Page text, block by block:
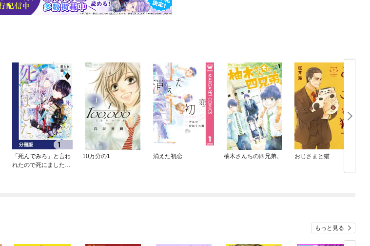
「死んでみろ」と言わ
れたので死にました。
10万分の1 消えた初恋 柚木さんちの四兄弟。 おじさまと猫
もっと見る